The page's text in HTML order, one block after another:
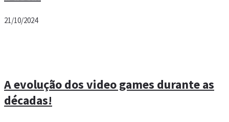
21/10/2024
A evolução dos video games durante as
décadas!